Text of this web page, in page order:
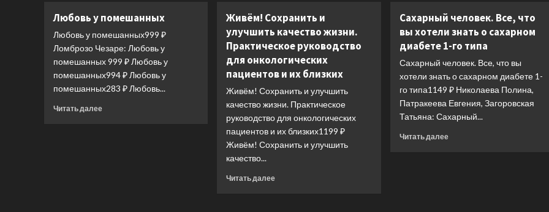
"Психология
и
психотерапия:
большая
(из
3
до
врача.
История
с
древности
до
наших
самых
полезных
здоровья
мозга
(ИК)
Любовь у помешанных
Любовь у помешанных999 ₽
Ломброзо Чезаре: Любовь у
помешанных 999 ₽ Любовь у
помешанных994 ₽ Любовь у
помешанных283 ₽ Любовь...
Читать далееПрочитать
Живём! Сохранить и
улучшить качество жизни.
Практическое руководство
для онкологических
пациентов и их близких
Живём! Сохранить и улучшить
качество жизни. Практическое
руководство для онкологических
пациентов и их близких1199 ₽
Живём! Сохранить и улучшить
качество...
Читать далееПрочитать
Сахарный человек. Все, что
вы хотели знать о сахарном
диабете 1-го типа
Сахарный человек. Все, что вы
хотели знать о сахарном диабете 1-
го типа1149 ₽ Николаева Полина,
Патракеева Евгения, Загоровская
Татьяна: Сахарный...
Читать далееПрочитать